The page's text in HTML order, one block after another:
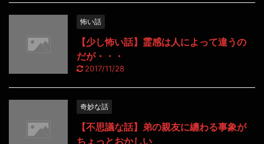
怖い話
【少し怖い話】霊感は人によって違うの
だが・・・
2017/11/28
奇妙な話
【不思議な話】弟の親友に纏わる事象が
ちょっとおかしい